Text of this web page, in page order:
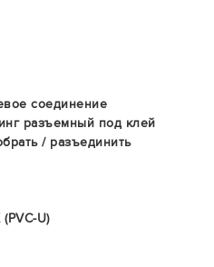
соединение
разъемный под клей
/ разъединить
U)